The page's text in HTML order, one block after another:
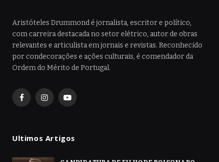
Aristóteles Drummond é jornalista, escritor e político,
com carreira destacada no setor elétrico, autor de obras
relevantes e articulista em jornais e revistas. Reconhecido
por condecorações e ações culturais, é comendador da
Ordem do Mérito de Portugal.
FacebookInstagramYouTube
Ultimos Artigos